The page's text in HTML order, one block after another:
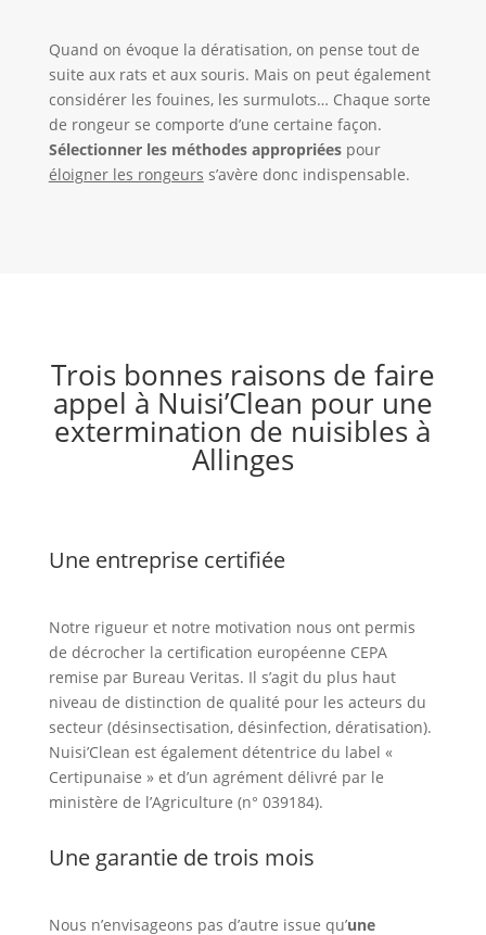
Quand on évoque la dératisation, on pense tout de
suite aux rats et aux souris. Mais on peut également
considérer les fouines, les surmulots… Chaque sorte
de rongeur se comporte d’une certaine façon.
Sélectionner les méthodes appropriéespour
éloigner les rongeurs s’avère donc indispensable.
Trois bonnes raisons de faire
appel à Nuisi’Clean pour une
extermination de nuisibles à
Allinges
Une entreprise certifiée
Notre rigueur et notre motivation nous ont permis
de décrocher la certification européenne CEPA
remise par Bureau Veritas. Il s’agit du plus haut
niveau de distinction de qualité pour les acteurs du
secteur (désinsectisation, désinfection, dératisation).
Nuisi’Clean est également détentrice du label «
Certipunaise » et d’un agrément délivré par le
ministère de l’Agriculture (n° 039184).
Une garantie de trois mois
Nous n’envisageons pas d’autre issue qu’une